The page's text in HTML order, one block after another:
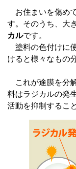
お住まいを傷め
す。そのうち、大
カルです。
塗料の色付けに
けると様々なもの
これが途膜を分
料はラジカルの発
活動を抑制するこ